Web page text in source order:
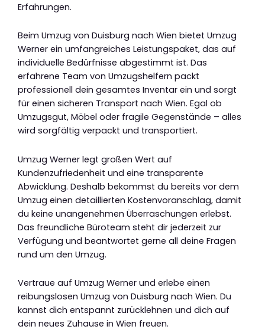
Erfahrungen.
Beim Umzug von Duisburg nach Wien bietet Umzug
Werner ein umfangreiches Leistungspaket, das auf
individuelle Bedürfnisse abgestimmt ist. Das
erfahrene Team von Umzugshelfern packt
professionell dein gesamtes Inventar ein und sorgt
für einen sicheren Transport nach Wien. Egal ob
Umzugsgut, Möbel oder fragile Gegenstände – alles
wird sorgfältig verpackt und transportiert.
Umzug Werner legt großen Wert auf
Kundenzufriedenheit und eine transparente
Abwicklung. Deshalb bekommst du bereits vor dem
Umzug einen detaillierten Kostenvoranschlag, damit
du keine unangenehmen Überraschungen erlebst.
Das freundliche Büroteam steht dir jederzeit zur
Verfügung und beantwortet gerne all deine Fragen
rund um den Umzug.
Vertraue auf Umzug Werner und erlebe einen
reibungslosen Umzug von Duisburg nach Wien. Du
kannst dich entspannt zurücklehnen und dich auf
dein neues Zuhause in Wien freuen.